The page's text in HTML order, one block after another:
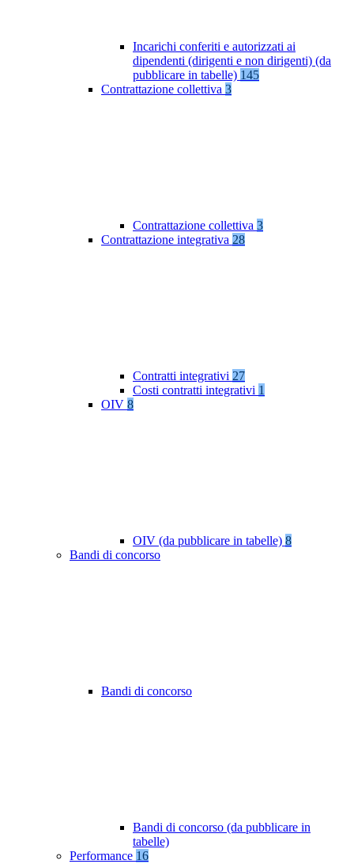
Incarichi conferiti e autorizzati ai
dipendenti (dirigenti e non dirigenti) (da
pubblicare in tabelle) 145
Contrattazione collettiva 3
Contrattazione collettiva 3
Contrattazione integrativa 28
Contratti integrativi 27
Costi contratti integrativi 1
OIV 8
OIV (da pubblicare in tabelle) 8
Bandi di concorso
Bandi di concorso
Bandi di concorso (da pubblicare in
tabelle)
Performance 16